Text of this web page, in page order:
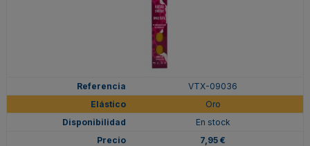
VTX-09036
Oro
En stock
7,95 €